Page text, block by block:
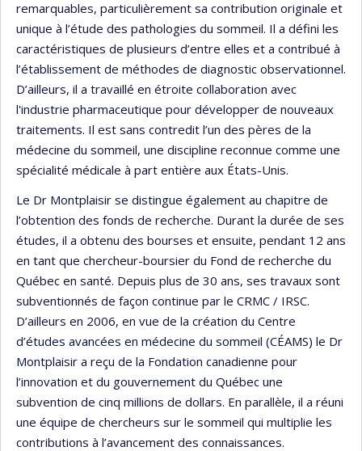
remarquables, particulièrement sa contribution originale et
unique à l’étude des pathologies du sommeil. Il a défini les
caractéristiques de plusieurs d’entre elles et a contribué à
l’établissement de méthodes de diagnostic observationnel.
D’ailleurs, il a travaillé en étroite collaboration avec
l'industrie pharmaceutique pour développer de nouveaux
traitements. Il est sans contredit l’un des pères de la
médecine du sommeil, une discipline reconnue comme une
spécialité médicale à part entière aux États-Unis.
Le Dr Montplaisir se distingue également au chapitre de
l’obtention des fonds de recherche. Durant la durée de ses
études, il a obtenu des bourses et ensuite, pendant 12 ans
en tant que chercheur-boursier du Fond de recherche du
Québec en santé. Depuis plus de 30 ans, ses travaux sont
subventionnés de façon continue par le CRMC / IRSC.
D’ailleurs en 2006, en vue de la création du Centre
d’études avancées en médecine du sommeil (CÉAMS) le Dr
Montplaisir a reçu de la Fondation canadienne pour
l’innovation et du gouvernement du Québec une
subvention de cinq millions de dollars. En parallèle, il a réuni
une équipe de chercheurs sur le sommeil qui multiplie les
contributions à l’avancement des connaissances.